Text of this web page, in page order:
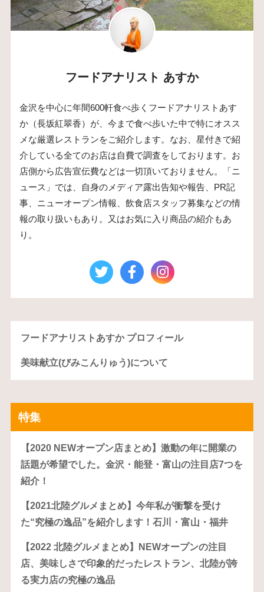
フードアナリスト あすか
金沢を中心に年間600軒食べ歩くフードアナリストあす
か（長坂紅翠香）が、今まで食べ歩いた中で特にオスス
メな厳選レストランをご紹介します。なお、星付きで紹
介している全てのお店は自費で調査をしております。お
店側から広告宣伝費などは一切頂いておりません。「ニ
ュース」では、自身のメディア露出告知や報告、PR記
事、ニューオープン情報、飲食店スタッフ募集などの情
報の取り扱いもあり。又はお気に入り商品の紹介もあ
り。
フードアナリストあすか プロフィール
美味献立(びみこんりゅう)について
特集
【2020 NEWオープン店まとめ】激動の年に開業の
話題が希望でした。金沢・能登・富山の注目店7つを
紹介！
【2021北陸グルメまとめ】今年私が衝撃を受け
た“究極の逸品”を紹介します！石川・富山・福井
【2022 北陸グルメまとめ】NEWオープンの注目
店、美味しさで印象的だったレストラン、北陸が誇
る実力店の究極の逸品